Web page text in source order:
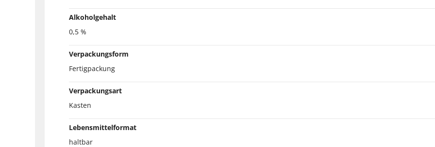
Alkoholgehalt
0,5 %
Verpackungsform
Fertigpackung
Verpackungsart
Kasten
Lebensmittelformat
haltbar